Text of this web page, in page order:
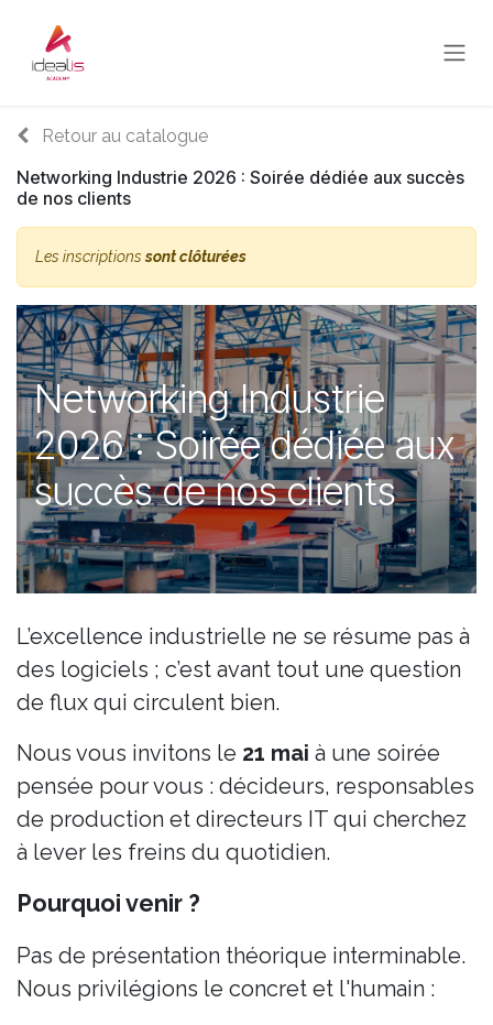
Retour au catalogue
Networking Industrie 2026 : Soirée dédiée aux succès
de nos clients
Les inscriptionssont clôturées
Networking Industrie
2026 : Soirée dédiée aux
succès de nos clients
L’excellence industrielle ne se résume pas à
des logiciels ; c’est avant tout une question
de flux qui circulent bien.
Nous vous invitons le 21 mai à une soirée
pensée pour vous : décideurs, responsables
de production et directeurs IT qui cherchez
à lever les freins du quotidien.
Pourquoi venir ? ​
Pas de présentation théorique interminable.
Nous privilégions le concret et l'humain :